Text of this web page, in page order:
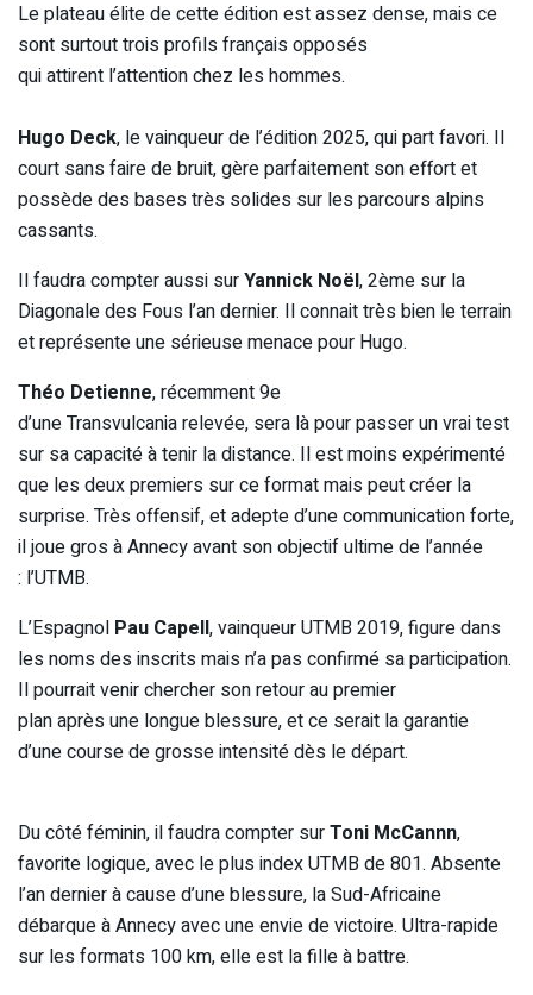
Le plateau élite de cette édition est assez dense, mais ce
sont surtout trois profils français opposés
qui attirent l’attention chez les hommes.
Hugo Deck, le vainqueur de l’édition 2025, qui part favori. Il
court sans faire de bruit, gère parfaitement son effort et
possède des bases très solides sur les parcours alpins
cassants.
Il faudra compter aussi surYannick Noël, 2ème sur la
Diagonale des Fous l’an dernier. Il connait très bien le terrain
et représente une sérieuse menace pour Hugo.
Théo Detienne, récemment 9e
d’une Transvulcania relevée, sera là pour passer un vrai test
sur sa capacité à tenir la distance. Il est moins expérimenté
que les deux premiers sur ce format mais peut créer la
surprise. Très offensif, et adepte d’une communication forte,
il joue gros à Annecy avant son objectif ultime de l’année
: l’UTMB.
L’Espagnol Pau Capell, vainqueur UTMB 2019, figure dans
les noms des inscrits mais n’a pas confirmé sa participation.
Il pourrait venir chercher son retour au premier
plan après une longue blessure, et ce serait la garantie
d’une course de grosse intensité dès le départ.
Du côté féminin, il faudra compter surToni McCannn,
favorite logique, avec le plus index UTMB de 801. Absente
l’an dernier à cause d’une blessure, la Sud-Africaine
débarque à Annecy avec une envie de victoire. Ultra-rapide
sur les formats 100 km, elle est la fille à battre.